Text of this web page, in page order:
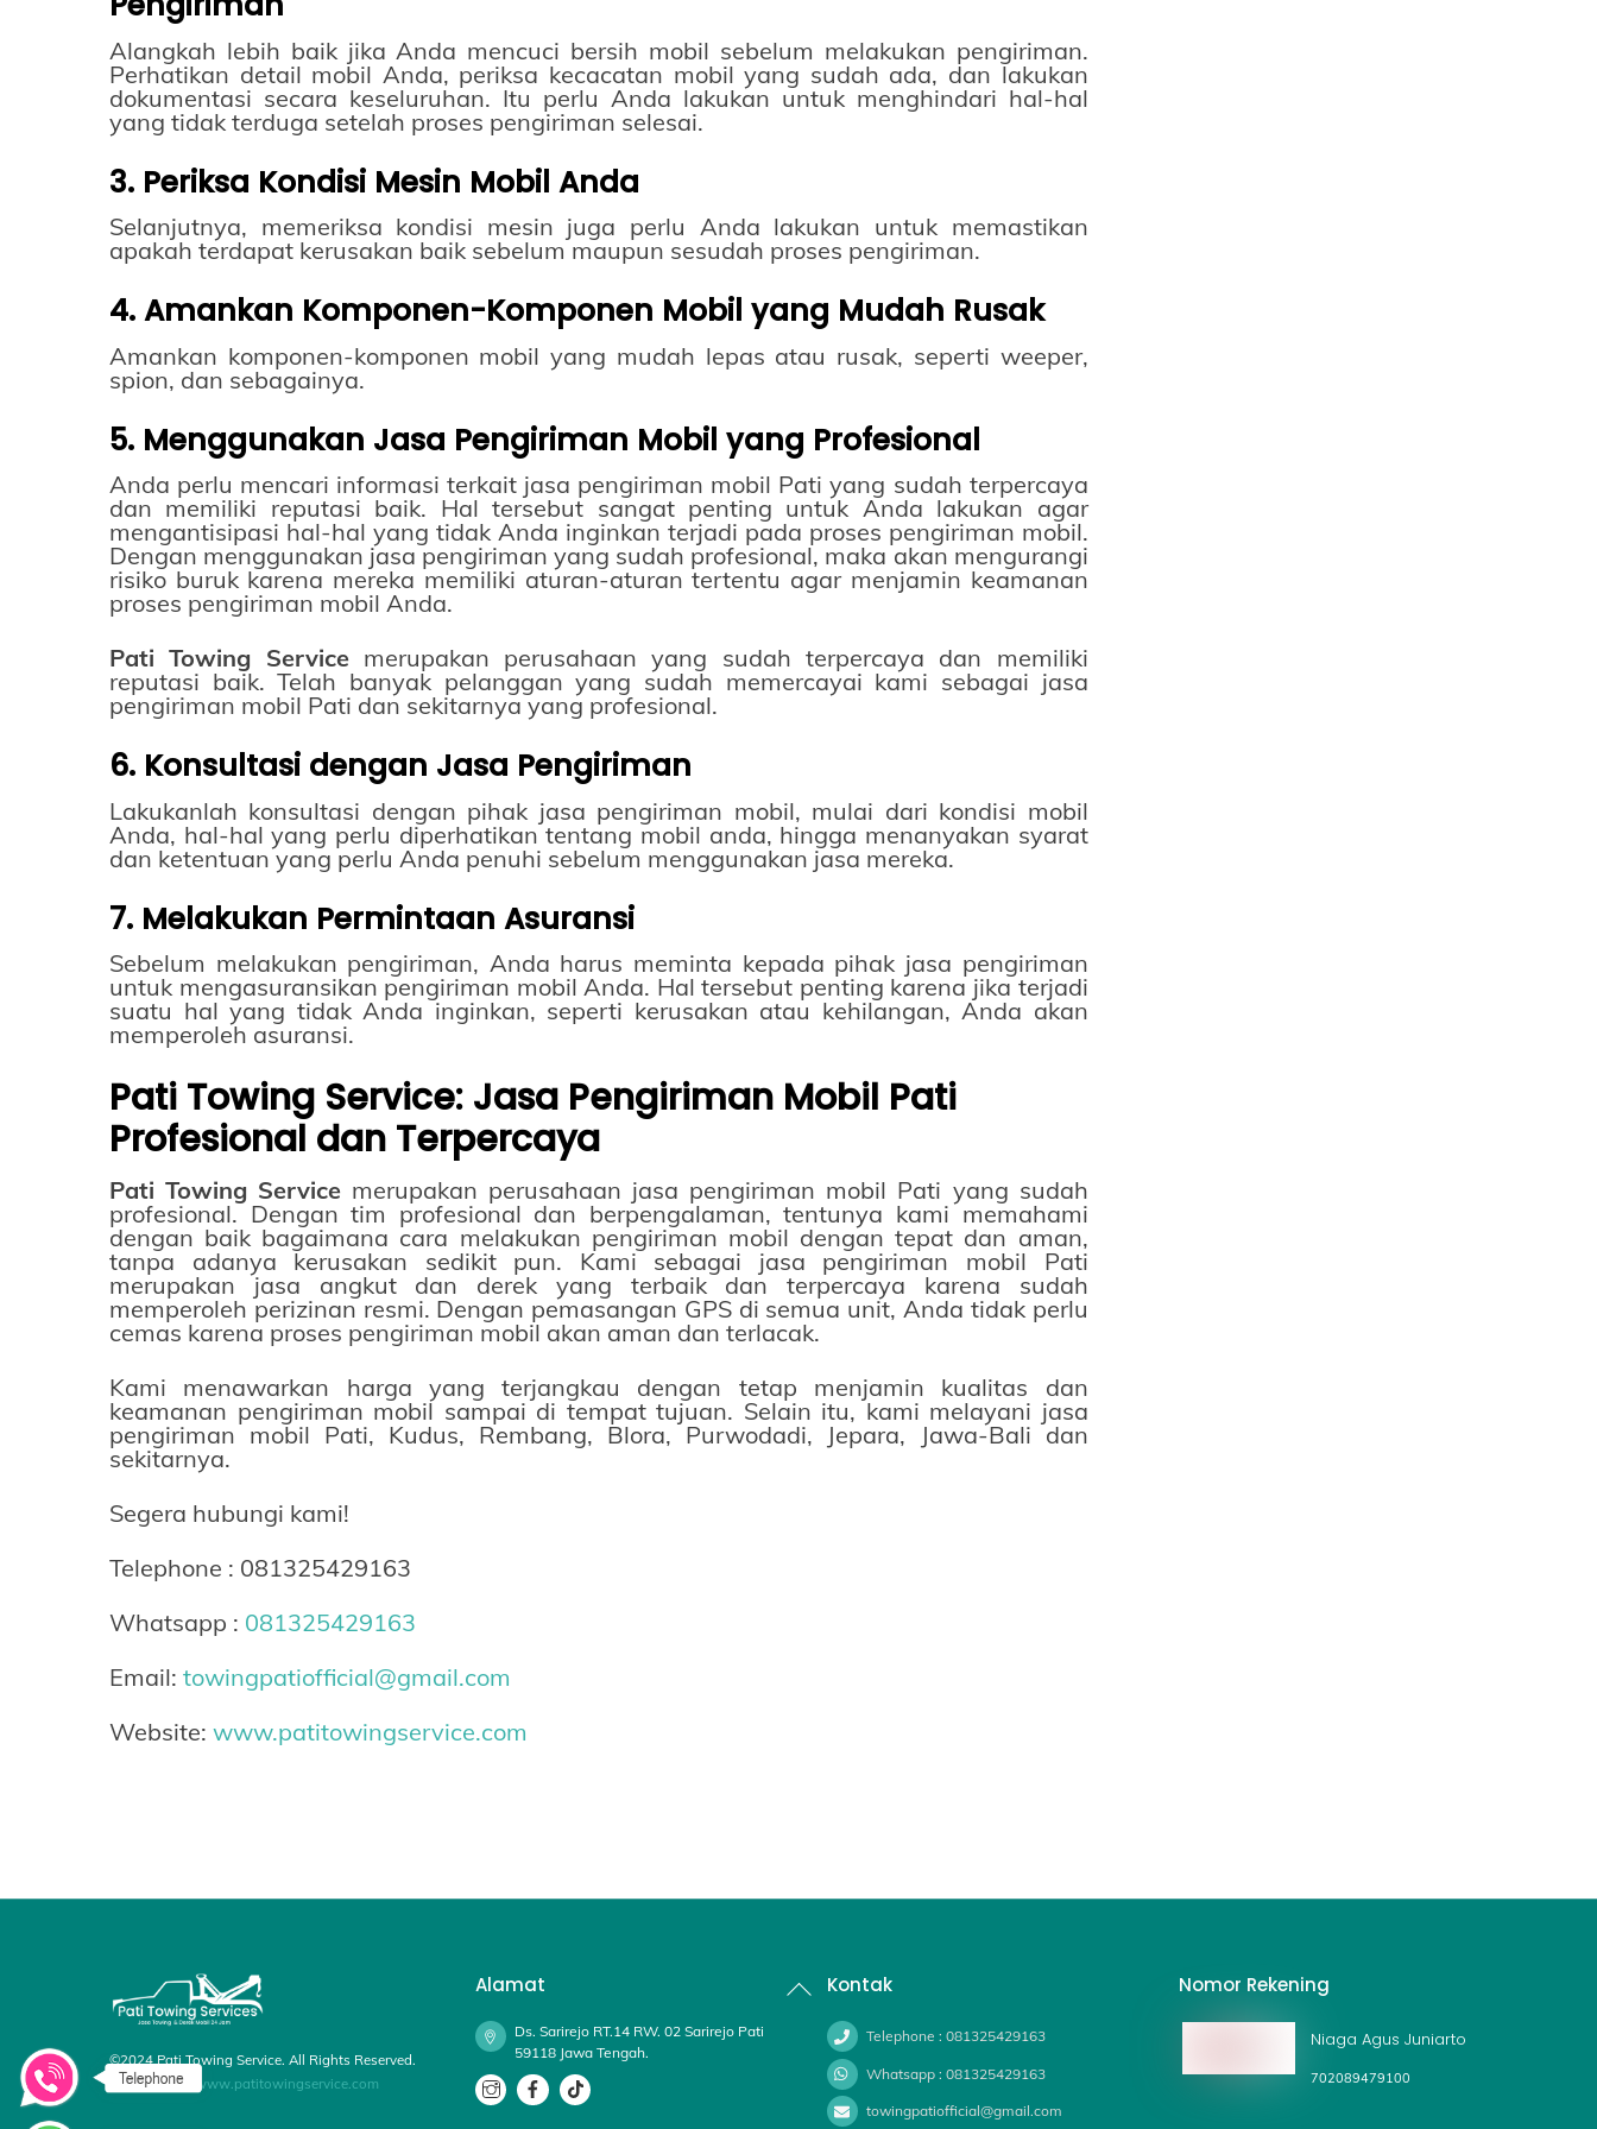
Alangkah lebih baik jika Anda mencuci bersih mobil sebelum melakukan pengiriman.
Perhatikan detail mobil Anda, periksa kecacatan mobil yang sudah ada, dan lakukan
dokumentasi secara keseluruhan. Itu perlu Anda lakukan untuk menghindari hal-hal
yang tidak terduga setelah proses pengiriman selesai.
3. Periksa Kondisi Mesin Mobil Anda
Selanjutnya, memeriksa kondisi mesin juga perlu Anda lakukan untuk memastikan
apakah terdapat kerusakan baik sebelum maupun sesudah proses pengiriman.
4. Amankan Komponen-Komponen Mobil yang Mudah Rusak
Amankan komponen-komponen mobil yang mudah lepas atau rusak, seperti weeper,
spion, dan sebagainya.
5. Menggunakan Jasa Pengiriman Mobil yang Profesional
Anda perlu mencari informasi terkait jasa pengiriman mobil Pati yang sudah terpercaya
dan memiliki reputasi baik. Hal tersebut sangat penting untuk Anda lakukan agar
mengantisipasi hal-hal yang tidak Anda inginkan terjadi pada proses pengiriman mobil.
Dengan menggunakan jasa pengiriman yang sudah profesional, maka akan mengurangi
risiko buruk karena mereka memiliki aturan-aturan tertentu agar menjamin keamanan
proses pengiriman mobil Anda.
Pati Towing Servicemerupakan perusahaan yang sudah terpercaya dan memiliki
reputasi baik. Telah banyak pelanggan yang sudah memercayai kami sebagai jasa
pengiriman mobil Pati dan sekitarnya yang profesional.
6. Konsultasi dengan Jasa Pengiriman
Lakukanlah konsultasi dengan pihak jasa pengiriman mobil, mulai dari kondisi mobil
Anda, hal-hal yang perlu diperhatikan tentang mobil anda, hingga menanyakan syarat
dan ketentuan yang perlu Anda penuhi sebelum menggunakan jasa mereka.
7. Melakukan Permintaan Asuransi
Sebelum melakukan pengiriman, Anda harus meminta kepada pihak jasa pengiriman
untuk mengasuransikan pengiriman mobil Anda. Hal tersebut penting karena jika terjadi
suatu hal yang tidak Anda inginkan, seperti kerusakan atau kehilangan, Anda akan
memperoleh asuransi.
Pati Towing Service: Jasa Pengiriman Mobil Pati
Profesional dan Terpercaya
Pati Towing Service merupakan perusahaan jasa pengiriman mobil Pati yang sudah
profesional. Dengan tim profesional dan berpengalaman, tentunya kami memahami
dengan baik bagaimana cara melakukan pengiriman mobil dengan tepat dan aman,
tanpa adanya kerusakan sedikit pun. Kami sebagai jasa pengiriman mobil Pati
merupakan jasa angkut dan derek yang terbaik dan terpercaya karena sudah
memperoleh perizinan resmi. Dengan pemasangan GPS di semua unit, Anda tidak perlu
cemas karena proses pengiriman mobil akan aman dan terlacak.
Kami menawarkan harga yang terjangkau dengan tetap menjamin kualitas dan
keamanan pengiriman mobil sampai di tempat tujuan. Selain itu, kami melayani jasa
pengiriman mobil Pati, Kudus, Rembang, Blora, Purwodadi, Jepara, Jawa-Bali dan
sekitarnya.
Segera hubungi kami!
Telephone : 081325429163
Whatsapp : 081325429163
Email: towingpatiofficial@gmail.com
Website: www.patitowingservice.com
Back
©2024 Pati Towing Service. All Rights Reserved.
Published by
www.patitowingservice.com
Alamat
Ds. Sarirejo RT.14 RW. 02 Sarirejo Pati
59118 Jawa Tengah.
Kontak
Telephone : 081325429163
Whatsapp : 081325429163
towingpatiofficial@gmail.com
Nomor Rekening
Niaga Agus Juniarto
702089479100